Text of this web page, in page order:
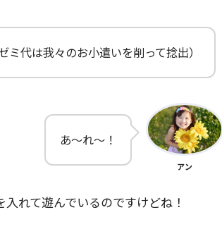
代は我々のお小遣いを削って捻出）
あ～れ～！
アン
れて遊んでいるのですけどね！